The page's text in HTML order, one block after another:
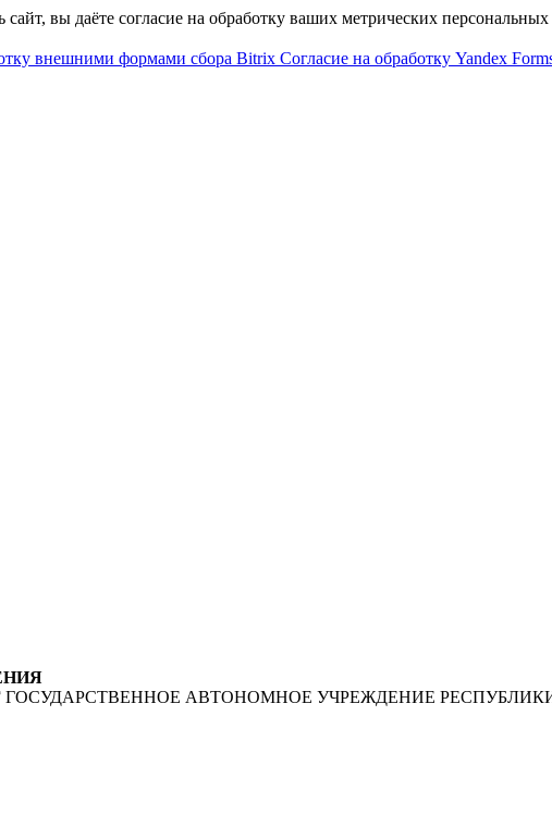
вы даёте согласие на обработку ваших метрических
внешними формами сбора Bitrix Согласие на обработку Yandex
ГОСУДАРСТВЕННОЕ АВТОНОМНОЕ УЧРЕЖДЕНИЕ